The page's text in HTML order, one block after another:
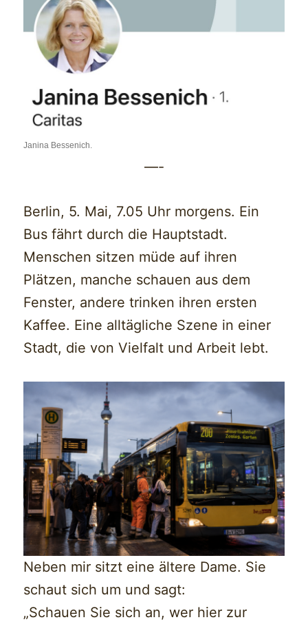
Janina Bessenich.
—-
Berlin, 5. Mai, 7.05 Uhr morgens. Ein
Bus fährt durch die Hauptstadt.
Menschen sitzen müde auf ihren
Plätzen, manche schauen aus dem
Fenster, andere trinken ihren ersten
Kaffee. Eine alltägliche Szene in einer
Stadt, die von Vielfalt und Arbeit lebt.
Neben mir sitzt eine ältere Dame. Sie
schaut sich um und sagt:
„Schauen Sie sich an, wer hier zur